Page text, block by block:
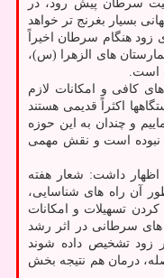
سرطان پیش رود، در
بسیار بغرنج تر خواهد
هنگام سرطان اخیراً
های الزهرا (س)،
است.
کافی و امکانات لازم
اکثراً قدیمی هستند
و چندان به این حوزه
نبوده است و نقش مهمی
اظهار داشت: شعار هفته
آن راه های شناسایی،
تسهیلات و امکانات
سرطانی در اثر رشد
زود تشخیص داده شوند
درمان هم نتیجه بخش